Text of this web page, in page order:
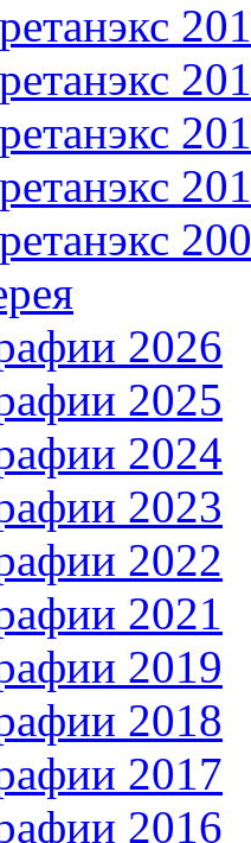
2026
2025
2024
2023
2022
2021
2019
2018
2017
2016